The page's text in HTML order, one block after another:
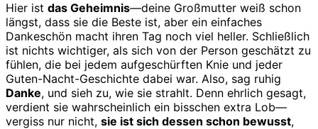
Hier ist das Geheimnis—deine Großmutter weiß schon
längst, dass sie die Beste ist, aber ein einfaches
Dankeschön macht ihren Tag noch viel heller. Schließlich
ist nichts wichtiger, als sich von der Person geschätzt zu
fühlen, die bei jedem aufgeschürften Knie und jeder
Guten-Nacht-Geschichte dabei war. Also, sag ruhig
Danke, und sieh zu, wie sie strahlt. Denn ehrlich gesagt,
verdient sie wahrscheinlich ein bisschen extra Lob—
vergiss nur nicht, sie ist sich dessen schon bewusst,